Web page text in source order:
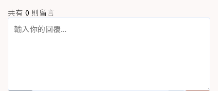
共有 0 則留言